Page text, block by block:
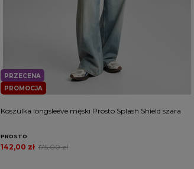
PROMOCJA
PRZECENA
Koszulka longsleeve męski Prosto Splash Shield szara
PROSTO
175,00 zł
142,00 zł